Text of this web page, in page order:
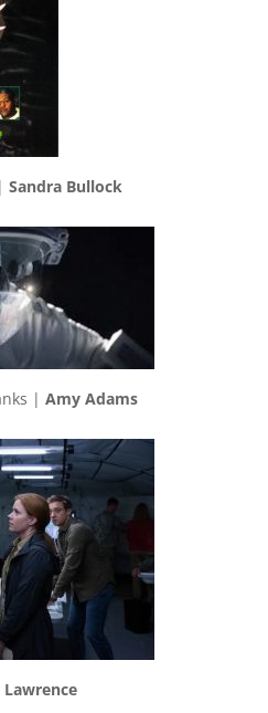
Sandra Bullock
| Amy Adams
Lawrence